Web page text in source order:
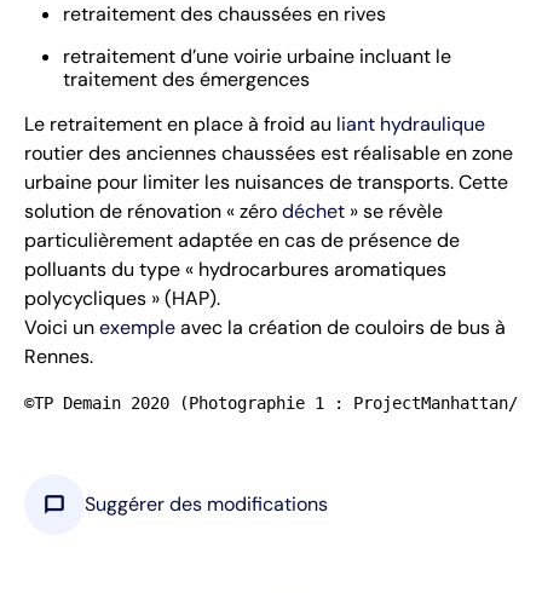
retraitement des chaussées en rives
retraitement d’une voirie urbaine incluant le
traitement des émergences
Le retraitement en place à froid au liant hydraulique
routier des anciennes chaussées est réalisable en zone
urbaine pour limiter les nuisances de transports. Cette
solution de rénovation « zérodéchet » se révèle
particulièrement adaptée en cas de présence de
polluants du type « hydrocarbures aromatiques
polycycliques » (HAP).
Voici unexempleavec la création de couloirs de bus à
Rennes.
©TP Demain 2020 (Photographie 1 : ProjectManhattan/
chat_bubble Suggérer des modifications